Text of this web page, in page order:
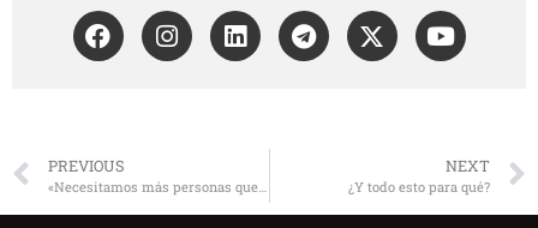
PREVIOUS
«Necesitamos más personas que sean agentes de cambio»
NEXT
¿Y todo esto para qué?